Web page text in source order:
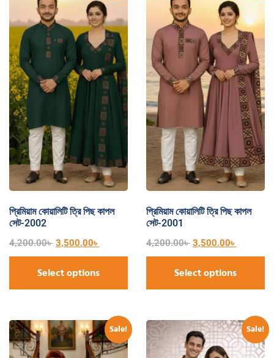
প্রিমিয়াম কোয়ালিটি ত্রি পিছ কাপল
সেট-2002
4,200.00৳ 3,500.00৳
Select options
প্রিমিয়াম কোয়ালিটি ত্রি পিছ কাপল
সেট-2001
4,200.00৳ 3,500.00৳
Select options
Sale! Sale!